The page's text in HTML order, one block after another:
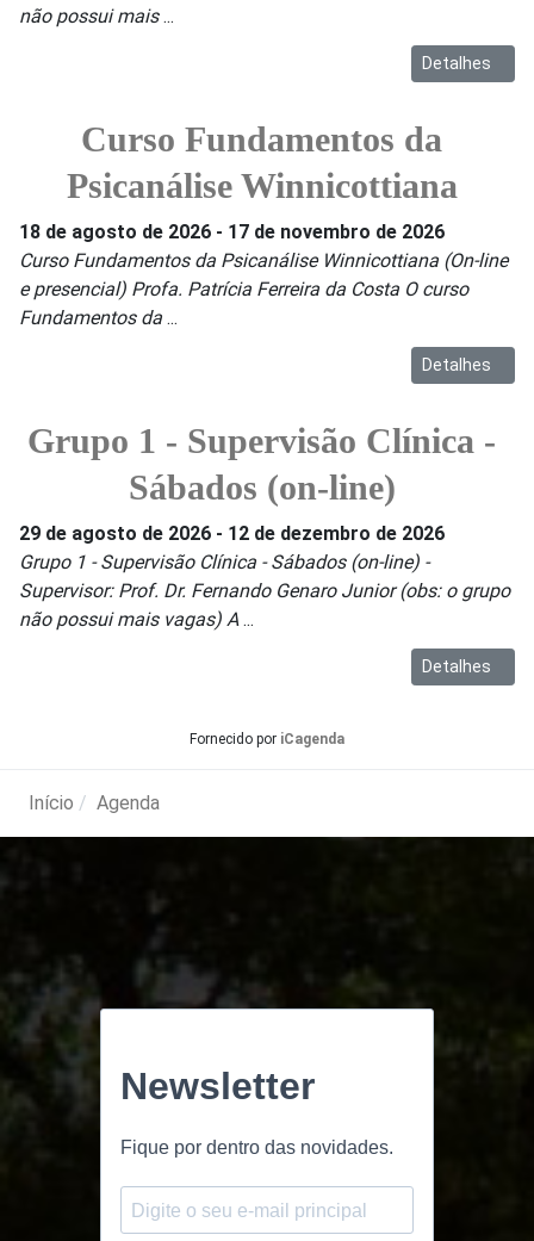
não possui mais...
Detalhes
Curso Fundamentos da
Psicanálise Winnicottiana
18 de agosto de 2026 - 17 de novembro de 2026
Curso Fundamentos da Psicanálise Winnicottiana (On-line
e presencial) Profa. Patrícia Ferreira da Costa O curso
Fundamentos da ...
Detalhes
Grupo 1 - Supervisão Clínica -
Sábados (on-line)
29 de agosto de 2026 - 12 de dezembro de 2026
Grupo 1 - Supervisão Clínica - Sábados (on-line) -
Supervisor: Prof. Dr. Fernando Genaro Junior (obs: o grupo
não possui mais vagas) A...
Detalhes
Fornecido por iCagenda
Início Agenda